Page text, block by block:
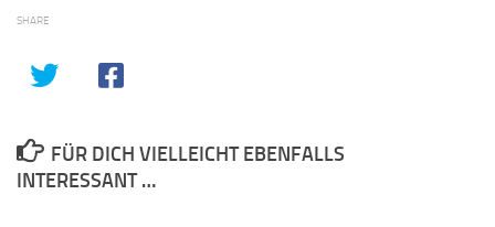
SHARE
FÜR DICH VIELLEICHT EBENFALLS
INTERESSANT …